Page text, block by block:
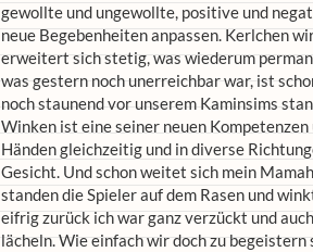
gewollte und ungewollte, positive und
neue Begebenheiten anpassen. Kerlchen
erweitert sich stetig, was wiederum
was gestern noch unerreichbar war, ist
noch staunend vor unserem Kaminsims
Winken ist eine seiner neuen
Händen gleichzeitig und in diverse
Gesicht. Und schon weitet sich mein
standen die Spieler auf dem Rasen und
eifrig zurück ich war ganz verzückt und
lächeln. Wie einfach wir doch zu